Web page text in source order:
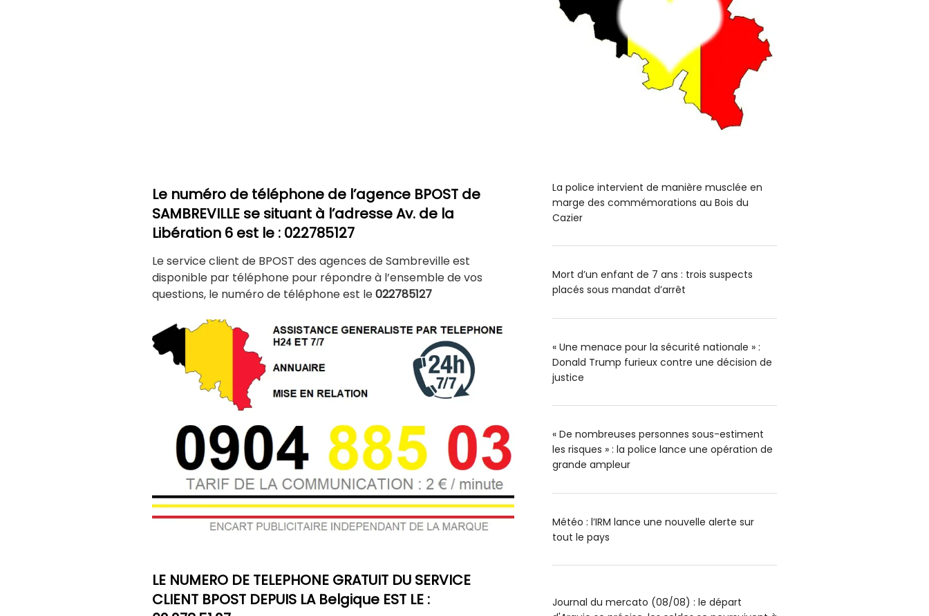
Le numéro de téléphone de l’agence BPOST de
SAMBREVILLE se situant à l’adresse Av. de la
Libération 6 est le : 022785127
Le service client de BPOST des agences de Sambreville est
disponible par téléphone pour répondre à l’ensemble de vos
questions, le numéro de téléphone est le022785127
LE NUMERO DE TELEPHONE GRATUIT DU SERVICE
CLIENT BPOST DEPUIS LA Belgique EST LE :
La police intervient de manière musclée en
marge des commémorations au Bois du
Cazier
Mort d’un enfant de 7 ans : trois suspects
placés sous mandat d’arrêt
« Une menace pour la sécurité nationale » :
Donald Trump furieux contre une décision de
justice
« De nombreuses personnes sous-estiment
les risques » : la police lance une opération de
grande ampleur
Météo : l’IRM lance une nouvelle alerte sur
tout le pays
Journal du mercato (08/08) : le départ